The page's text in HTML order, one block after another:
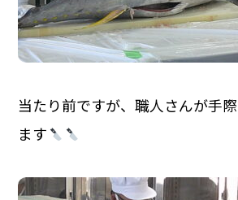
当たり前ですが、職人さんが手
ます